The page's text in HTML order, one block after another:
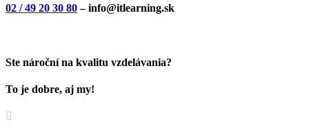
02 / 49 20 30 80– info@itlearning.sk
Ste nároční na kvalitu vzdelávania?
To je dobre, aj my!